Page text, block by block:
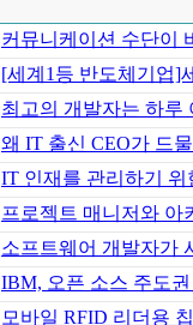
커뮤니케이션 수단이
[세계1등 반도체기업]
최고의 개발자는 하루
왜 IT 출신 CEO가 드
IT 인재를 관리하기
프로젝트 매니저와 아
소프트웨어 개발자가
IBM, 오픈 소스 주도
모바일 RFID 리더용